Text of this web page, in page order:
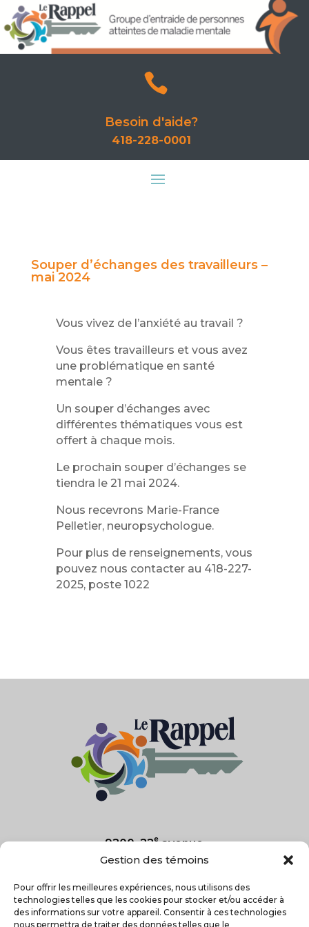
Gestion des témoins
Pour offrir les meilleures expériences, nous utilisons des
technologies telles que les cookies pour stocker et/ou accéder à
des informations sur votre appareil. Consentir à ces technologies
nous permettra de traiter des données telles que le

Besoin d'aide?
418-228-0001
Souper d’échanges des travailleurs –
mai 2024
Vous vivez de l’anxiété au travail ?
Vous êtes travailleurs et vous avez
une problématique en santé
mentale ?
Un souper d’échanges avec
différentes thématiques vous est
offert à chaque mois.
Le prochain souper d’échanges se
tiendra le 21 mai 2024.
Nous recevrons Marie-France
Pelletier, neuropsychologue.
Pour plus de renseignements, vous
pouvez nous contacter au 418-227-
2025, poste 1022
9200, 22eavenue
Saint-Georges, Qc
418-227-2025